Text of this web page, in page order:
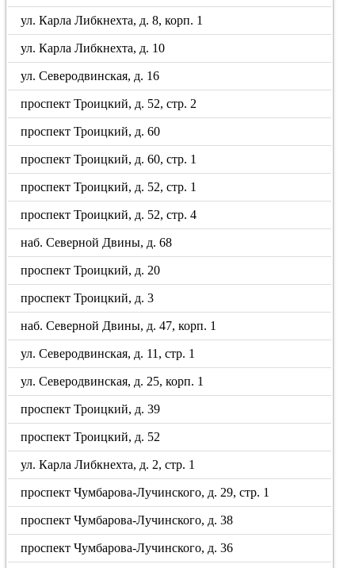
ул. Карла Либкнехта, д. 8, корп. 1
ул. Карла Либкнехта, д. 10
ул. Северодвинская, д. 16
проспект Троицкий, д. 52, стр. 2
проспект Троицкий, д. 60
проспект Троицкий, д. 60, стр. 1
проспект Троицкий, д. 52, стр. 1
проспект Троицкий, д. 52, стр. 4
наб. Северной Двины, д. 68
проспект Троицкий, д. 20
проспект Троицкий, д. 3
наб. Северной Двины, д. 47, корп. 1
ул. Северодвинская, д. 11, стр. 1
ул. Северодвинская, д. 25, корп. 1
проспект Троицкий, д. 39
проспект Троицкий, д. 52
ул. Карла Либкнехта, д. 2, стр. 1
проспект Чумбарова-Лучинского, д. 29, стр. 1
проспект Чумбарова-Лучинского, д. 38
проспект Чумбарова-Лучинского, д. 36